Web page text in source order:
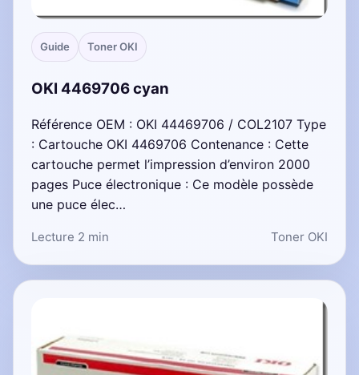
Guide Toner OKI
OKI 4469706 cyan
Référence OEM : OKI 44469706 / COL2107 Type
: Cartouche OKI 4469706 Contenance : Cette
cartouche permet l’impression d’environ 2000
pages Puce électronique : Ce modèle possède
une puce élec…
Lecture 2 min Toner OKI